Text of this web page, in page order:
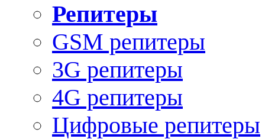
Репитеры
GSM репитеры
3G репитеры
4G репитеры
Цифровые репитеры